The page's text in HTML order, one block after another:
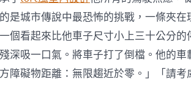
是城市傳說中最恐怖的挑戰，一條夾
個看起來比他車子尺寸小上三十公分
深吸一口氣。將車子打了倒檔。他的
障礙物距離：無限趨近於零。」「請